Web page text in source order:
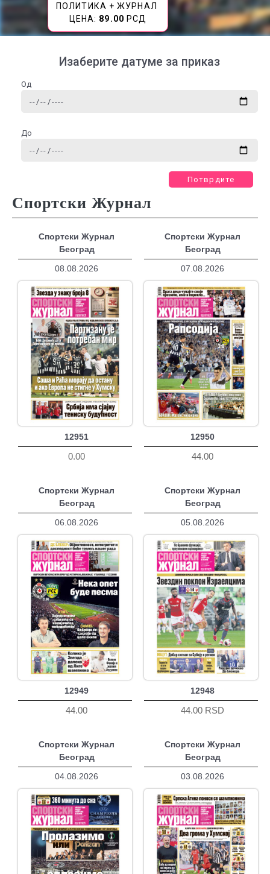
ПОЛИТИКА + ЖУРНАЛ
ЦЕНА: 89.00 РСД
Изаберите датуме за приказ
Од
До
Потврдите
Спортски Журнал
Спортски Журнал
Београд
08.08.2026
12951
0.00
Спортски Журнал
Београд
07.08.2026
12950
44.00
Спортски Журнал
Београд
06.08.2026
12949
44.00
Спортски Журнал
Београд
05.08.2026
12948
44.00 RSD
Спортски Журнал
Београд
04.08.2026
Спортски Журнал
Београд
03.08.2026